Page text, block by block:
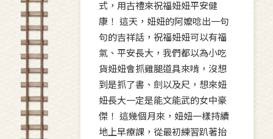
式，用古禮來祝福妞妞平安健
康！ 這天，妞妞的阿嬤唸出一句
句的吉祥話，祝福妞妞可以有福
氣、平安長大，我們都以為小吃
貨妞妞會抓雞腿道具來啃，沒想
到是抓了書、劍以及尺，想來妞
妞長大一定是能文能武的女中豪
傑！ 這幾個月來，妞妞一樣持續
地上早療課，從最初練習趴著抬